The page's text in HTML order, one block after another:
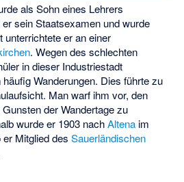
als Sohn eines Lehrers
sein Staatsexamen und wurde
unterrichtete er an einer
. Wegen des schlechten
in dieser Industriestadt
Wanderungen. Dies führte zu
Man warf ihm vor, den
der Wandertage zu
wurde er 1903 nachAltena im
er Mitglied desSauerländischen